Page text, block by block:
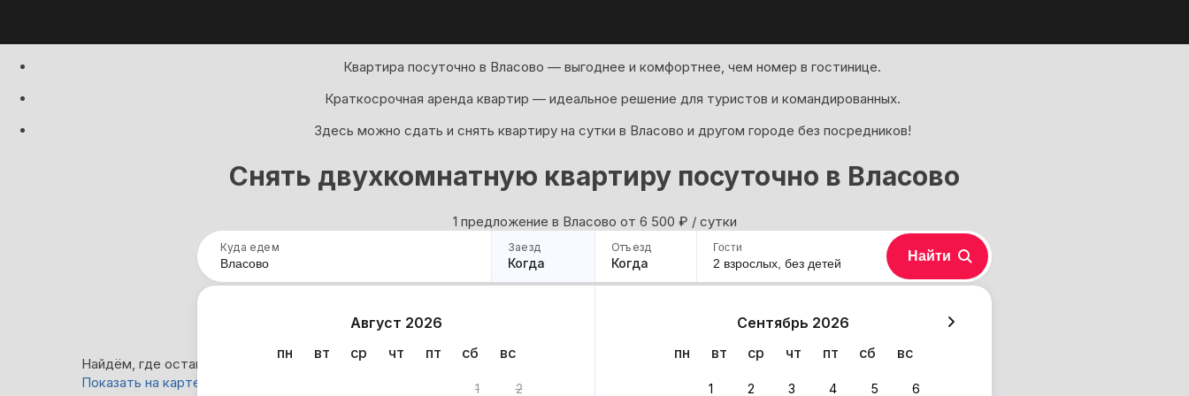
Квартира посуточно в Власово — выгоднее и комфортнее, чем номер в гостинице.
Краткосрочная аренда квартир — идеальное решение для туристов и командированных.
Здесь можно сдать и снять квартиру на сутки в Власово и другом городе без посредников!
Снять двухкомнатную квартиру посуточно в Власово
1 предложение в Власово oт 6 500 ₽ / сутки
Куда едем Заезд
Когда
Отъезд
Когда
Август 2026
пн
вт ср чт пт сб вс
1 2
Сентябрь 2026
пн
вт ср чт пт сб вс
1 2 3 4 5 6
Гости
2 взрослых, без детей Найти
Найдём, где остановиться в Власово: 1 вариант
Показать на карте